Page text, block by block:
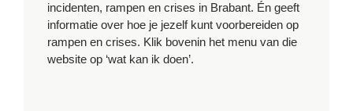
incidenten, rampen en crises in Brabant. Én geeft
informatie over hoe je jezelf kunt voorbereiden op
rampen en crises. Klik bovenin het menu van die
website op ‘wat kan ik doen’.